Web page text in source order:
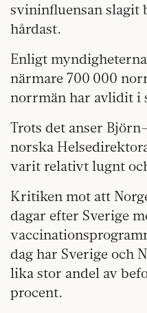
svininfluensan slagit
hårdast.
Enligt
närmare 700 000
norrmän har avlidit i
Trots det anser
norska
varit relativt lugnt
Kritiken mot att
dagar efter Sverige
dag har Sverige och
lika stor andel av
procent.